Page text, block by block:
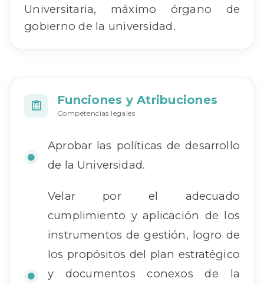
Universitaria, máximo órgano de
gobierno de la universidad.
Funciones y Atribuciones
Competencias legales
Aprobar las políticas de desarrollo
de la Universidad.
Velar por el adecuado
cumplimiento y aplicación de los
instrumentos de gestión, logro de
los propósitos del plan estratégico
y documentos conexos de la